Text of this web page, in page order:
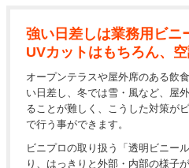
強い日差しは業務用ビニ
UVカットはもちろん、
オープンテラスや屋外席のある飲
い日差し、冬では雪・風など、屋
ることが難しく、こうした対策が
で行う事ができます。
ビニプロの取り扱う「透明ビニー
り、はっきりと外部・内部の様子